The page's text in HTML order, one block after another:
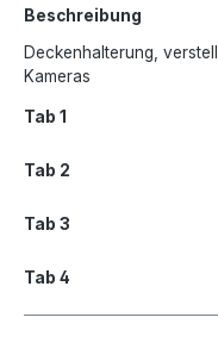
Beschreibung
Deckenhalterung,
Kameras
Tab 1
Tab 2
Tab 3
Tab 4